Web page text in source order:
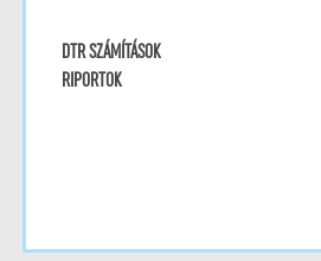
DTR SZÁMÍTÁSOK
RIPORTOK